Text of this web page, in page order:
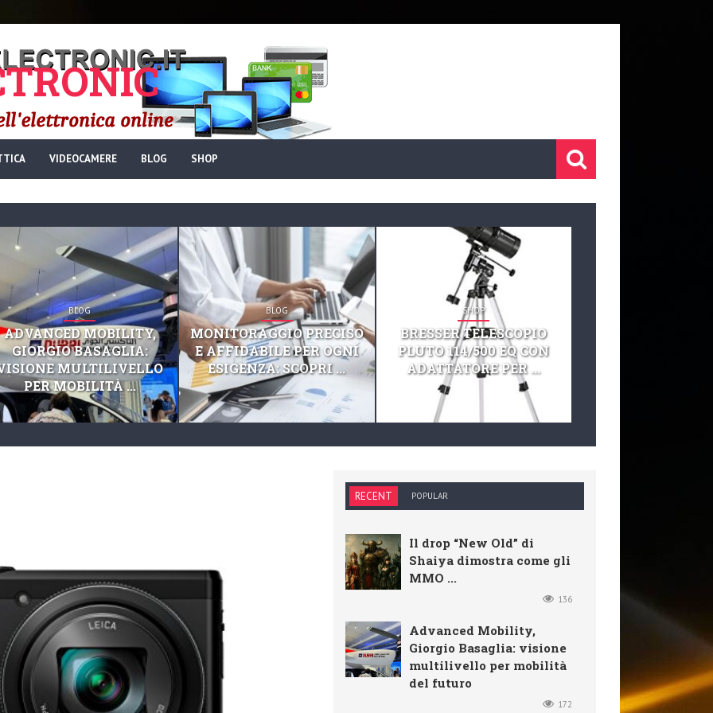
VIDEOCAMERE BLOG SHOP
BLOG
ADVANCED MOBILITY,
GIORGIO BASAGLIA:
MULTILIVELLO
PER MOBILITÀ ...
BLOG
MONITORAGGIO PRECISO
E AFFIDABILE PER OGNI
ESIGENZA: SCOPRI ...
SHOP
BRESSER TELESCOPIO
PLUTO 114/500 EQ CON
ADATTATORE PER ...
RECENT POPULAR
Il drop “New Old” di
Shaiya dimostra come gli
MMO ...
136
Advanced Mobility,
Giorgio Basaglia: visione
multilivello per mobilità
del futuro
172